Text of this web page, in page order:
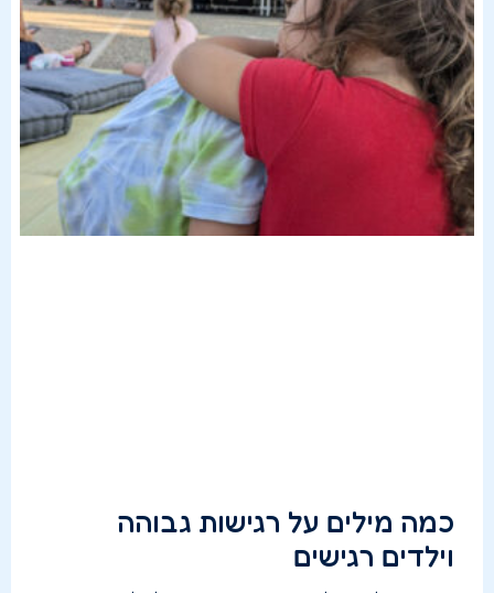
כמה מילים על רגישות גבוהה
וילדים רגישים